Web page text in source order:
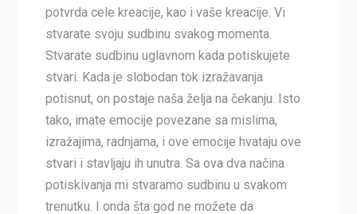
potvrda cele kreacije, kao i vaše kreacije. Vi
stvarate svoju sudbinu svakog momenta.
Stvarate sudbinu uglavnom kada potiskujete
stvari. Kada je slobodan tok izražavanja
potisnut, on postaje naša želja na čekanju. Isto
tako, imate emocije povezane sa mislima,
izražajima, radnjama, i ove emocije hvataju ove
stvari i stavljaju ih unutra. Sa ova dva načina
potiskivanja mi stvaramo sudbinu u svakom
trenutku. I onda šta god ne možete da